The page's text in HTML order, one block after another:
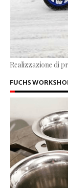
Realizzazione di
FUCHS